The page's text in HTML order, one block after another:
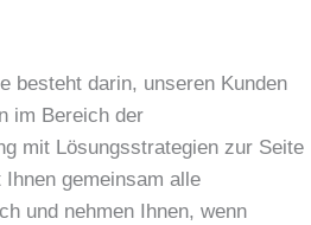
besteht darin, unseren Kunden
im Bereich der
mit Lösungsstrategien zur Seite
gemeinsam alle
und nehmen Ihnen, wenn